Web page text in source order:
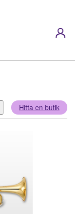
Hitta en butik